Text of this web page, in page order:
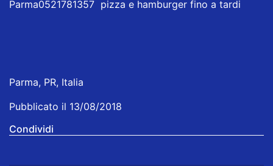
Parma0521781357 pizza e hamburger fino a tardi
Parma, PR, Italia
Pubblicato il 13/08/2018
Condividi